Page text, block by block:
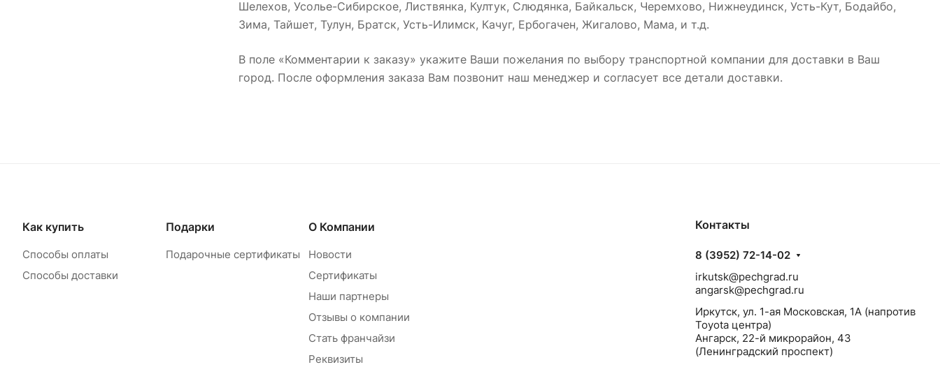
Шелехов, Усолье-Сибирское, Листвянка, Култук, Слюдянка, Байкальск, Черемхово, Нижнеудинск, Усть-Кут, Бодайбо,
Зима, Тайшет, Тулун, Братск, Усть-Илимск, Качуг, Ербогачен, Жигалово, Мама, и т.д.
В поле «Комментарии к заказу» укажите Ваши пожелания по выбору транспортной компании для доставки в Ваш
город. После оформления заказа Вам позвонит наш менеджер и согласует все детали доставки.
Как купить
Способы оплаты
Способы доставки
Подарки
Подарочные сертификаты
О Компании
Новости
Сертификаты
Наши партнеры
Отзывы о компании
Стать франчайзи
Реквизиты
Контакты
8 (3952) 72-14-02
irkutsk@pechgrad.ru
angarsk@pechgrad.ru
Иркутск, ул. 1-ая Московская, 1А (напротив
Toyota центра)
Ангарск, 22-й микрорайон, 43
(Ленинградский проспект)